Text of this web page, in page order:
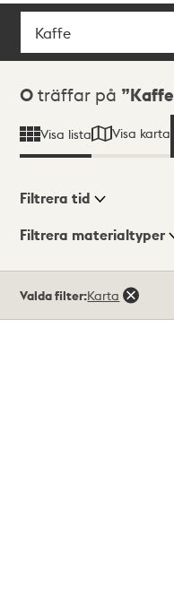
Sök
Sökresultat
0 träffar på Kaffe
Visa lista Visa karta
Visningsläge
Filtrera tid
Filtrera materialtyper
träffar
Valda filter:Karta